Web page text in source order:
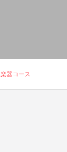
器コース